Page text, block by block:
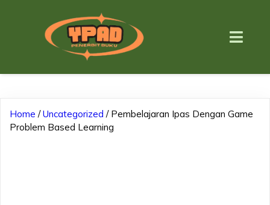
Home /Uncategorized / Pembelajaran Ipas Dengan Game
Problem Based Learning